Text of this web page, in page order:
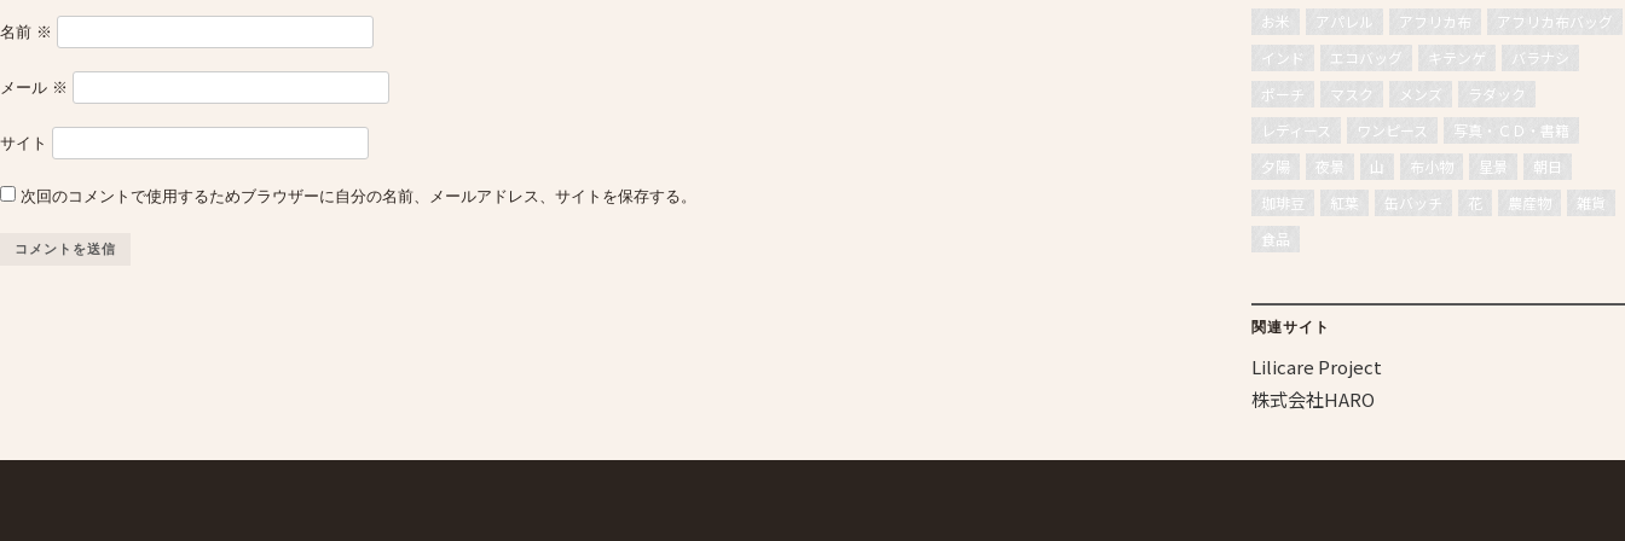
名前 ※
メール ※
サイト
次回のコメントで使用するためブラウザーに自分の名前、メールアドレス、サイトを保存する。
お米 アパレル アフリカ布
アフリカ布バッグ
インド
エコバッグ キテンゲ
バラナシ
ポーチ
マスク メンズ
ラダック
レディース
ワンピース
写真・ＣＤ・書籍
夕陽
夜景 山 布小物 星景
朝日
珈琲豆
紅葉 缶バッチ 花 農産物
雑貨
食品
関連サイト
Lilicare Project
株式会社HARO